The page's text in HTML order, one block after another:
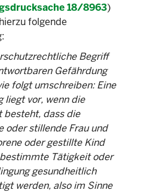
18/8963)
folgende
Begriff
Gefährdung
folgt umschreiben: Eine
liegt vor, wenn die
besteht, dass die
oder stillende Frau und
oder gestillte Kind
Tätigkeit oder
gesundheitlich
werden, also im Sinne